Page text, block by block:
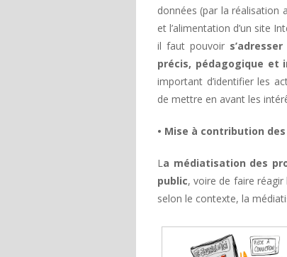
données (par la réalisation
et l’alimentation d’un site
il faut pouvoir
précis, pédagogique et
important d’identifier les
de mettre en avant les
• Mise à contribution
La médiatisation des
public, voire de faire
selon le contexte, la